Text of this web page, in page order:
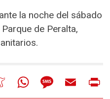
la noche del sábado
de Peralta,
MeneameWhatsAppMessageEmail